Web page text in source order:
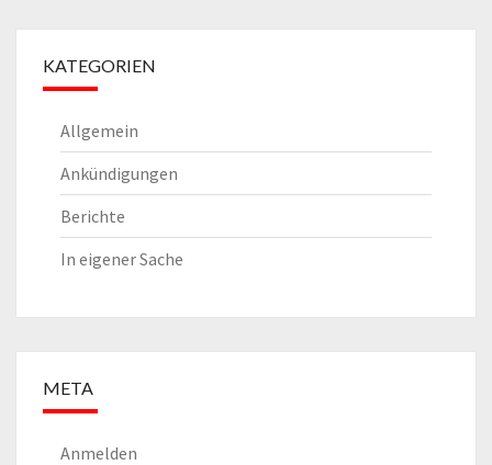
KATEGORIEN
Allgemein
Ankündigungen
Berichte
In eigener Sache
META
Anmelden